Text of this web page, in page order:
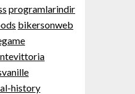
programlarindir
bikersonweb
history